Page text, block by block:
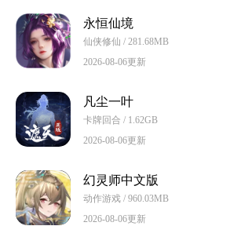
永恒仙境
仙侠修仙 / 281.68MB
2026-08-06更新
凡尘一叶
卡牌回合 / 1.62GB
2026-08-06更新
幻灵师中文版
动作游戏 / 960.03MB
2026-08-06更新